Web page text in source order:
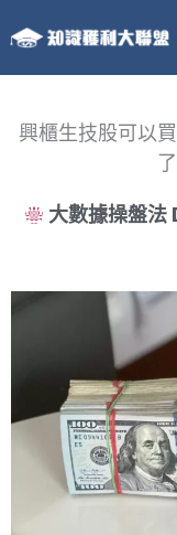
至
主
興櫃生技股可以
大數據操盤法